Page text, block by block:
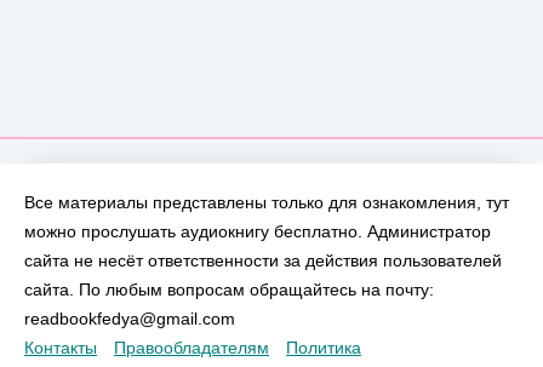
Все материалы представлены только для ознакомления, тут
можно прослушать аудиокнигу бесплатно. Администратор
сайта не несёт ответственности за действия пользователей
сайта. По любым вопросам обращайтесь на почту:
readbookfedya@gmail.com
Контакты
Правообладателям Политика